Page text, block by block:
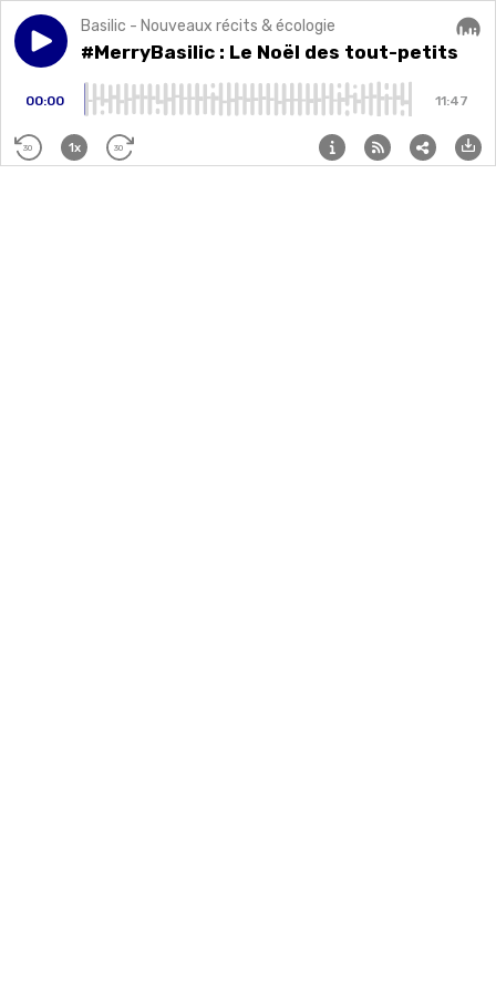
Play episode#MerryBasilic : Le Noël des tout-petits
Basilic - Nouveaux récits & écologie
#MerryBasilic : Le Noël des tout-petits
00:00 11:47
30 1x 30